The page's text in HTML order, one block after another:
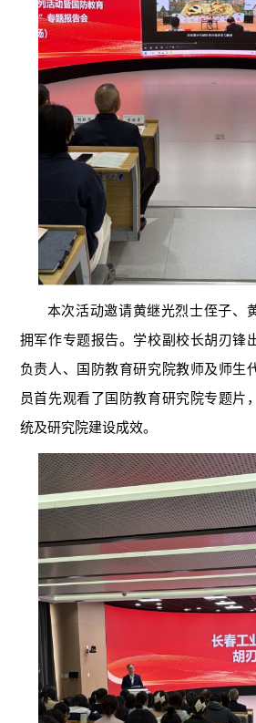
本次活动邀请黄继光烈士侄子、
拥军作专题报告。学校副校长胡刃锋
负责人、国防教育研究院教师及师生
员首先观看了国防教育研究院专题片
统及研究院建设成效。